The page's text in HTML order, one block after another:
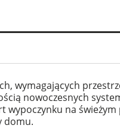
wymagających
nowoczesnych
na
domu.